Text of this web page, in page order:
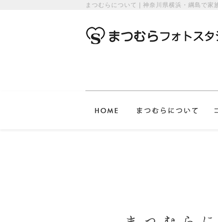
まつむらについて | 神奈川県横浜・綱島で家